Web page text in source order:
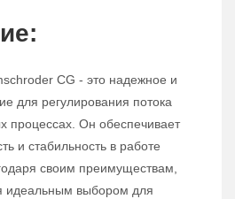
CG - это надежное и
для регулирования потока
процессах. Он обеспечивает
и стабильность в работе
своим преимуществам,
идеальным выбором для